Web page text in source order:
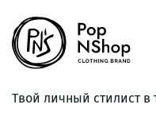
Твой личный стилист в